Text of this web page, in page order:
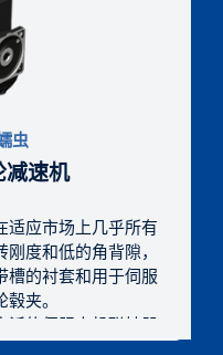
虫
减速机
适应市场上几乎所有
度和低的角背隙，
槽的衬套和用于伺服
夹。
泛的伺服电机联轴器